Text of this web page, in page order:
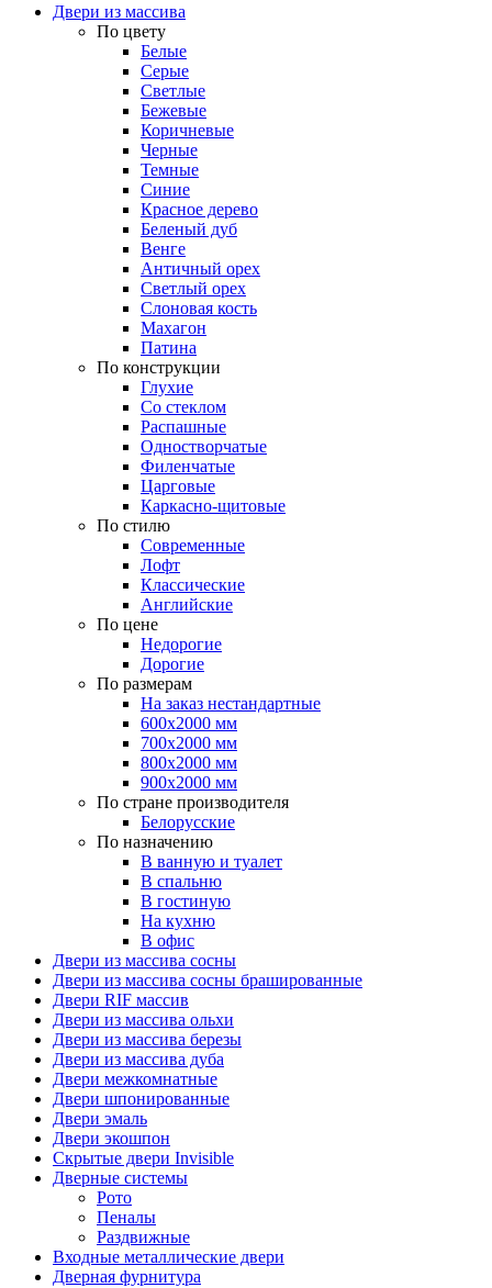
Двери из массива
По цвету
Белые
Серые
Светлые
Бежевые
Коричневые
Черные
Темные
Синие
Красное дерево
Беленый дуб
Венге
Античный орех
Светлый орех
Слоновая кость
Махагон
Патина
По конструкции
Глухие
Со стеклом
Распашные
Одностворчатые
Филенчатые
Царговые
Каркасно-щитовые
По стилю
Современные
Лофт
Классические
Английские
По цене
Недорогие
Дорогие
По размерам
На заказ нестандартные
600х2000 мм
700х2000 мм
800х2000 мм
900х2000 мм
По стране производителя
Белорусские
По назначению
В ванную и туалет
В спальню
В гостиную
На кухню
В офис
Двери из массива сосны
Двери из массива сосны брашированные
Двери RIF массив
Двери из массива ольхи
Двери из массива березы
Двери из массива дуба
Двери межкомнатные
Двери шпонированные
Двери эмаль
Двери экошпон
Скрытые двери Invisible
Дверные системы
Рото
Пеналы
Раздвижные
Входные металлические двери
Дверная фурнитура